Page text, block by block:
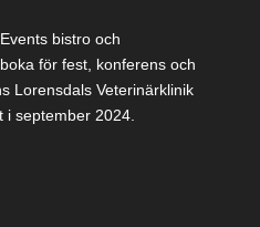
bistro och
för fest, konferens och
Lorensdals Veterinärklinik
september 2024.